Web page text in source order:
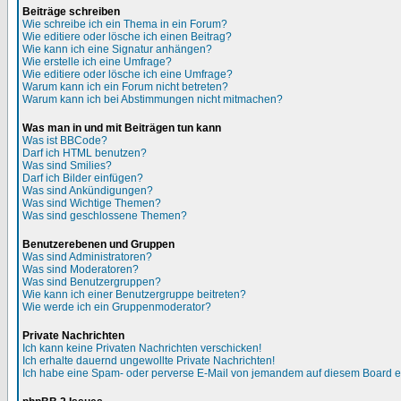
Beiträge schreiben
Wie schreibe ich ein Thema in ein Forum?
Wie editiere oder lösche ich einen Beitrag?
Wie kann ich eine Signatur anhängen?
Wie erstelle ich eine Umfrage?
Wie editiere oder lösche ich eine Umfrage?
Warum kann ich ein Forum nicht betreten?
Warum kann ich bei Abstimmungen nicht mitmachen?
Was man in und mit Beiträgen tun kann
Was ist BBCode?
Darf ich HTML benutzen?
Was sind Smilies?
Darf ich Bilder einfügen?
Was sind Ankündigungen?
Was sind Wichtige Themen?
Was sind geschlossene Themen?
Benutzerebenen und Gruppen
Was sind Administratoren?
Was sind Moderatoren?
Was sind Benutzergruppen?
Wie kann ich einer Benutzergruppe beitreten?
Wie werde ich ein Gruppenmoderator?
Private Nachrichten
Ich kann keine Privaten Nachrichten verschicken!
Ich erhalte dauernd ungewollte Private Nachrichten!
Ich habe eine Spam- oder perverse E-Mail von jemandem auf diesem Board